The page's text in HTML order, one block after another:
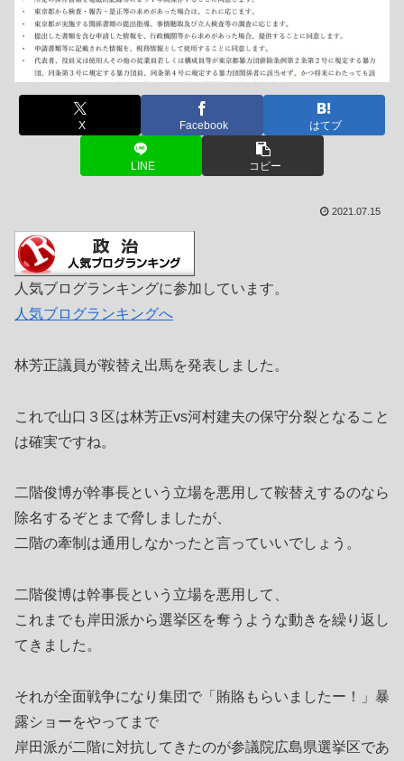
X Facebook はてブ
LINE コピー
2021.07.15
人気ブログランキングに参加しています。
人気ブログランキングへ
林芳正議員が鞍替え出馬を発表しました。
これで山口３区は林芳正vs河村建夫の保守分裂となること
は確実ですね。
二階俊博が幹事長という立場を悪用して鞍替えするのなら
除名するぞとまで脅しましたが、
二階の牽制は通用しなかったと言っていいでしょう。
二階俊博は幹事長という立場を悪用して、
これまでも岸田派から選挙区を奪うような動きを繰り返し
てきました。
それが全面戦争になり集団で「賄賂もらいましたー！」暴
露ショーをやってまで
岸田派が二階に対抗してきたのが参議院広島県選挙区であ